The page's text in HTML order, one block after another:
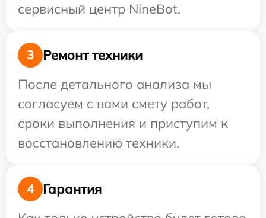
сервисный центр NineBot.
3
Ремонт техники
После детального анализа мы
согласуем с вами смету работ,
сроки выполнения и приступим к
восстановлению техники.
4
Гарантия